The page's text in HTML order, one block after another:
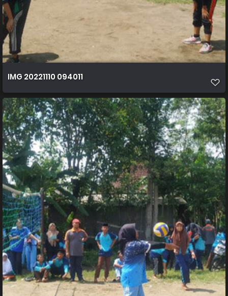
IMG 20221110 094011